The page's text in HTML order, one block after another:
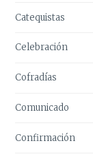
Catequistas
Celebración
Cofradías
Comunicado
Confirmación